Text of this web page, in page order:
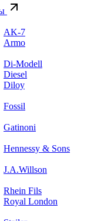
AK-7
Armo
Di-Modell
Diesel
Diloy
Fossil
Gatinoni
Hennessy & Sons
J.A.Willson
Rhein Fils
Royal London